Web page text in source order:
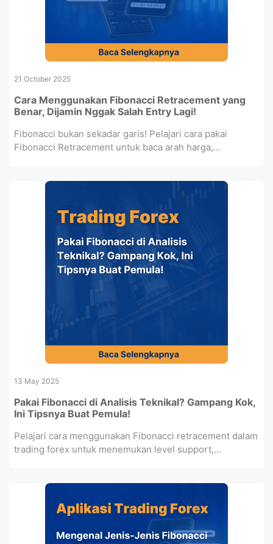
21 October 2025
Cara Menggunakan Fibonacci Retracement yang
Benar, Dijamin Nggak Salah Entry Lagi!
Fibonacci bukan sekadar garis! Pelajari cara pakai
Fibonacci Retracement untuk baca arah harga,...
13 May 2025
Pakai Fibonacci di Analisis Teknikal? Gampang Kok,
Ini Tipsnya Buat Pemula!
Pelajari cara menggunakan Fibonacci retracement dalam
trading forex untuk menemukan level support,...